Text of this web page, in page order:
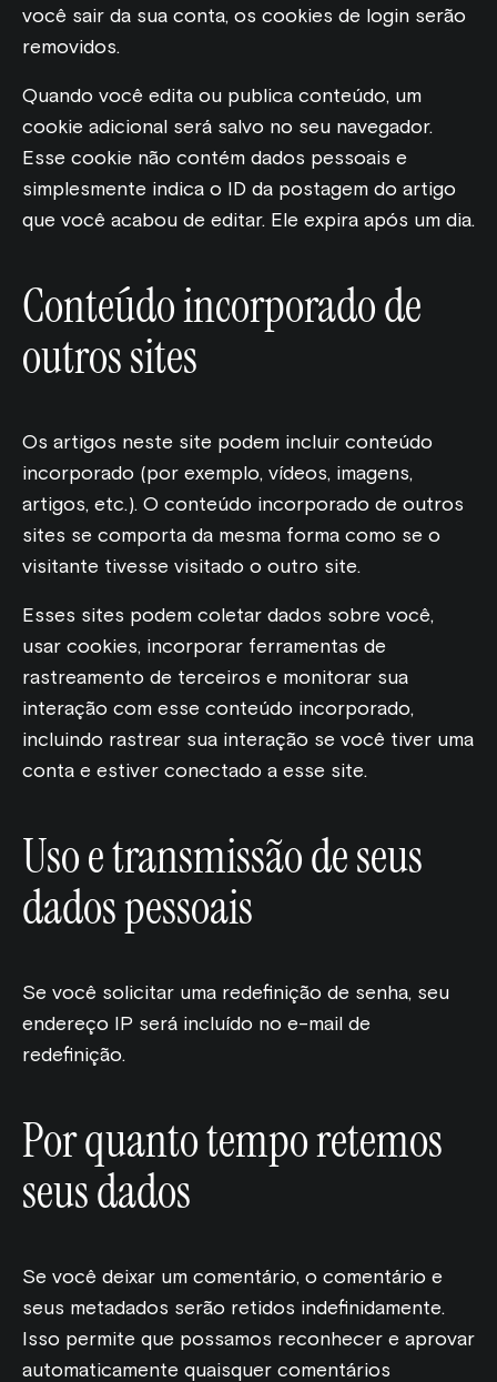
você sair da sua conta, os cookies de login serão
removidos.
Quando você edita ou publica conteúdo, um
cookie adicional será salvo no seu navegador.
Esse cookie não contém dados pessoais e
simplesmente indica o ID da postagem do artigo
que você acabou de editar. Ele expira após um dia.
Conteúdo incorporado de
outros sites
Os artigos neste site podem incluir conteúdo
incorporado (por exemplo, vídeos, imagens,
artigos, etc.). O conteúdo incorporado de outros
sites se comporta da mesma forma como se o
visitante tivesse visitado o outro site.
Esses sites podem coletar dados sobre você,
usar cookies, incorporar ferramentas de
rastreamento de terceiros e monitorar sua
interação com esse conteúdo incorporado,
incluindo rastrear sua interação se você tiver uma
conta e estiver conectado a esse site.
Uso e transmissão de seus
dados pessoais
Se você solicitar uma redefinição de senha, seu
endereço IP será incluído no e-mail de
redefinição.
Por quanto tempo retemos
seus dados
Se você deixar um comentário, o comentário e
seus metadados serão retidos indefinidamente.
Isso permite que possamos reconhecer e aprovar
automaticamente quaisquer comentários